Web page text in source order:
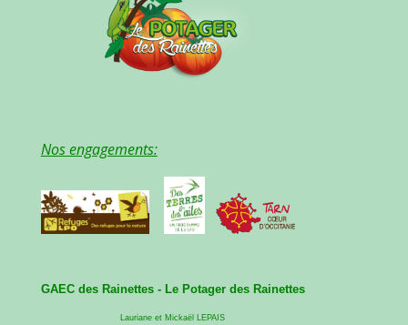
Nos engagements:
GAEC des Rainettes - Le Potager des Rainettes
Lauriane et Mickaël LEPAIS